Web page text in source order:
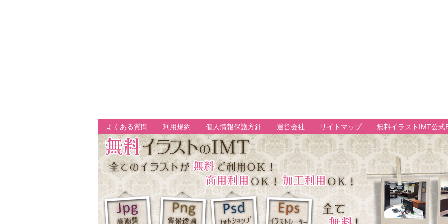
よくある質問 利用規約 個人情報保護方針 運営会社 サイトマップ 無料イラストIMT公式